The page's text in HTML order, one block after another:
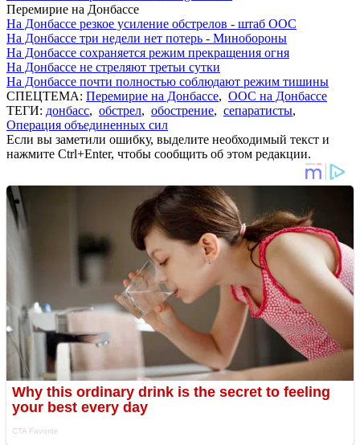
Перемирие на Донбассе
На Донбассе резкое усиление обстрелов - штаб ООС
На Донбассе три недели нет потерь - Минобороны
На Донбассе сохраняется режим прекращения огня
На Донбассе не стреляют третьи сутки
На Донбассе почти полностью соблюдают режим тишины
СПЕЦТЕМА: Перемирие на Донбассе, ООС на Донбассе
ТЕГИ: донбасс, обстрел, обострение, сепаратисты,
Операция объединенных сил
Если вы заметили ошибку, выделите необходимый текст и
нажмите Ctrl+Enter, чтобы сообщить об этом редакции.